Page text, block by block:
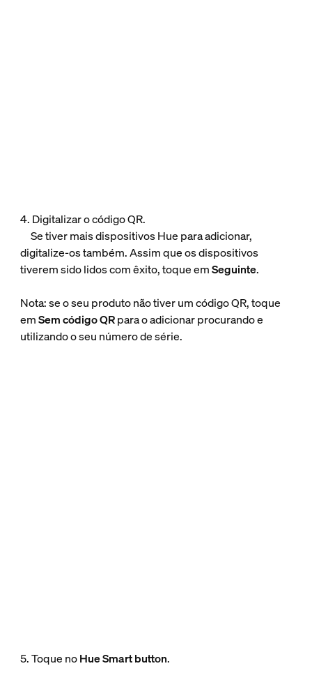
4. Digitalizar o código QR.
Se tiver mais dispositivos Hue para adicionar,
digitalize-os também. Assim que os dispositivos
tiverem sido lidos com êxito, toque emSeguinte.
Nota: se o seu produto não tiver um código QR, toque
emSem código QRpara o adicionar procurando e
utilizando o seu número de série.
5. Toque noHue Smart button.